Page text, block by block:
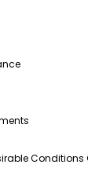
Conditions